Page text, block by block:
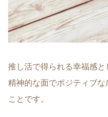
推し活で得られる幸福感
精神的な面でポジティブ
ことです。